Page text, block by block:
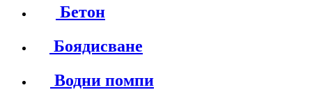
Бетон
Боядисване
Водни помпи